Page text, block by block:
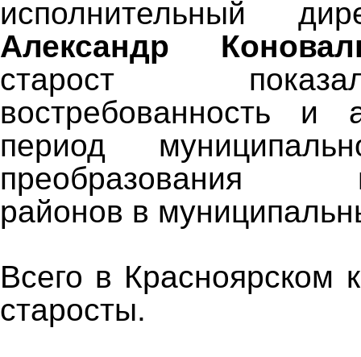
исполнительный
Александр
старост
востребованность и
период
преобразования
районов в
Всего в Красноярском
старосты.